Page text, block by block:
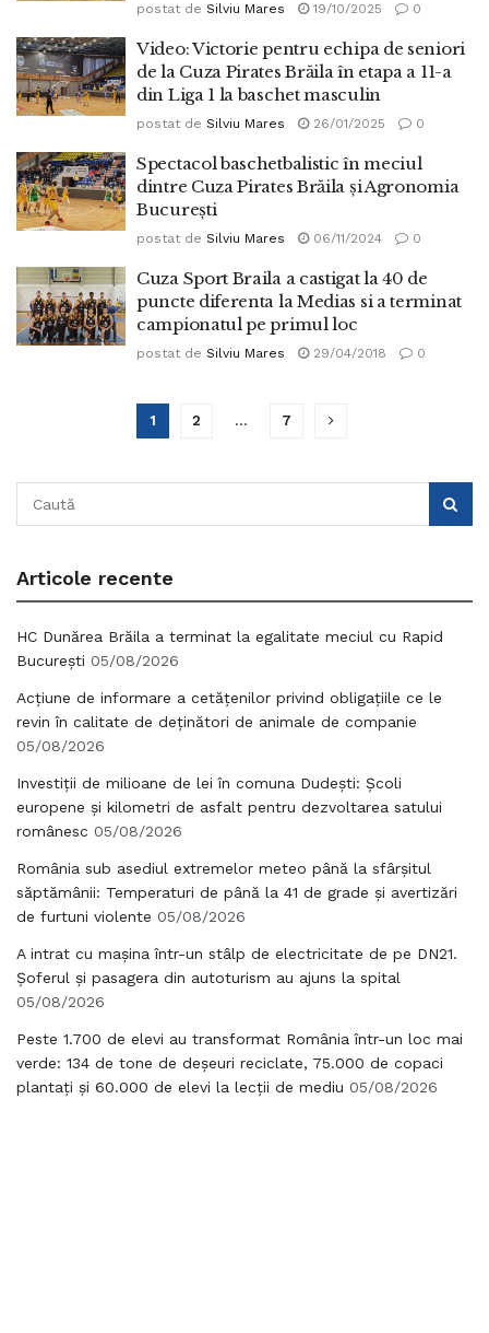
postat de Silviu Mares 19/10/2025 0
Video: Victorie pentru echipa de seniori
de la Cuza Pirates Brăila în etapa a 11-a
din Liga 1 la baschet masculin
postat de Silviu Mares 26/01/2025 0
Spectacol baschetbalistic în meciul
dintre Cuza Pirates Brăila și Agronomia
București
postat de Silviu Mares 06/11/2024 0
Cuza Sport Braila a castigat la 40 de
puncte diferenta la Medias si a terminat
campionatul pe primul loc
postat de Silviu Mares 29/04/2018 0
1 2 … 7
Articole recente
HC Dunărea Brăila a terminat la egalitate meciul cu Rapid
București 05/08/2026
Acțiune de informare a cetățenilor privind obligațiile ce le
revin în calitate de deținători de animale de companie
05/08/2026
Investiții de milioane de lei în comuna Dudești: Școli
europene și kilometri de asfalt pentru dezvoltarea satului
românesc 05/08/2026
România sub asediul extremelor meteo până la sfârșitul
săptămânii: Temperaturi de până la 41 de grade și avertizări
de furtuni violente 05/08/2026
A intrat cu mașina într-un stâlp de electricitate de pe DN21.
Șoferul și pasagera din autoturism au ajuns la spital
05/08/2026
Peste 1.700 de elevi au transformat România într-un loc mai
verde: 134 de tone de deșeuri reciclate, 75.000 de copaci
plantați și 60.000 de elevi la lecții de mediu 05/08/2026